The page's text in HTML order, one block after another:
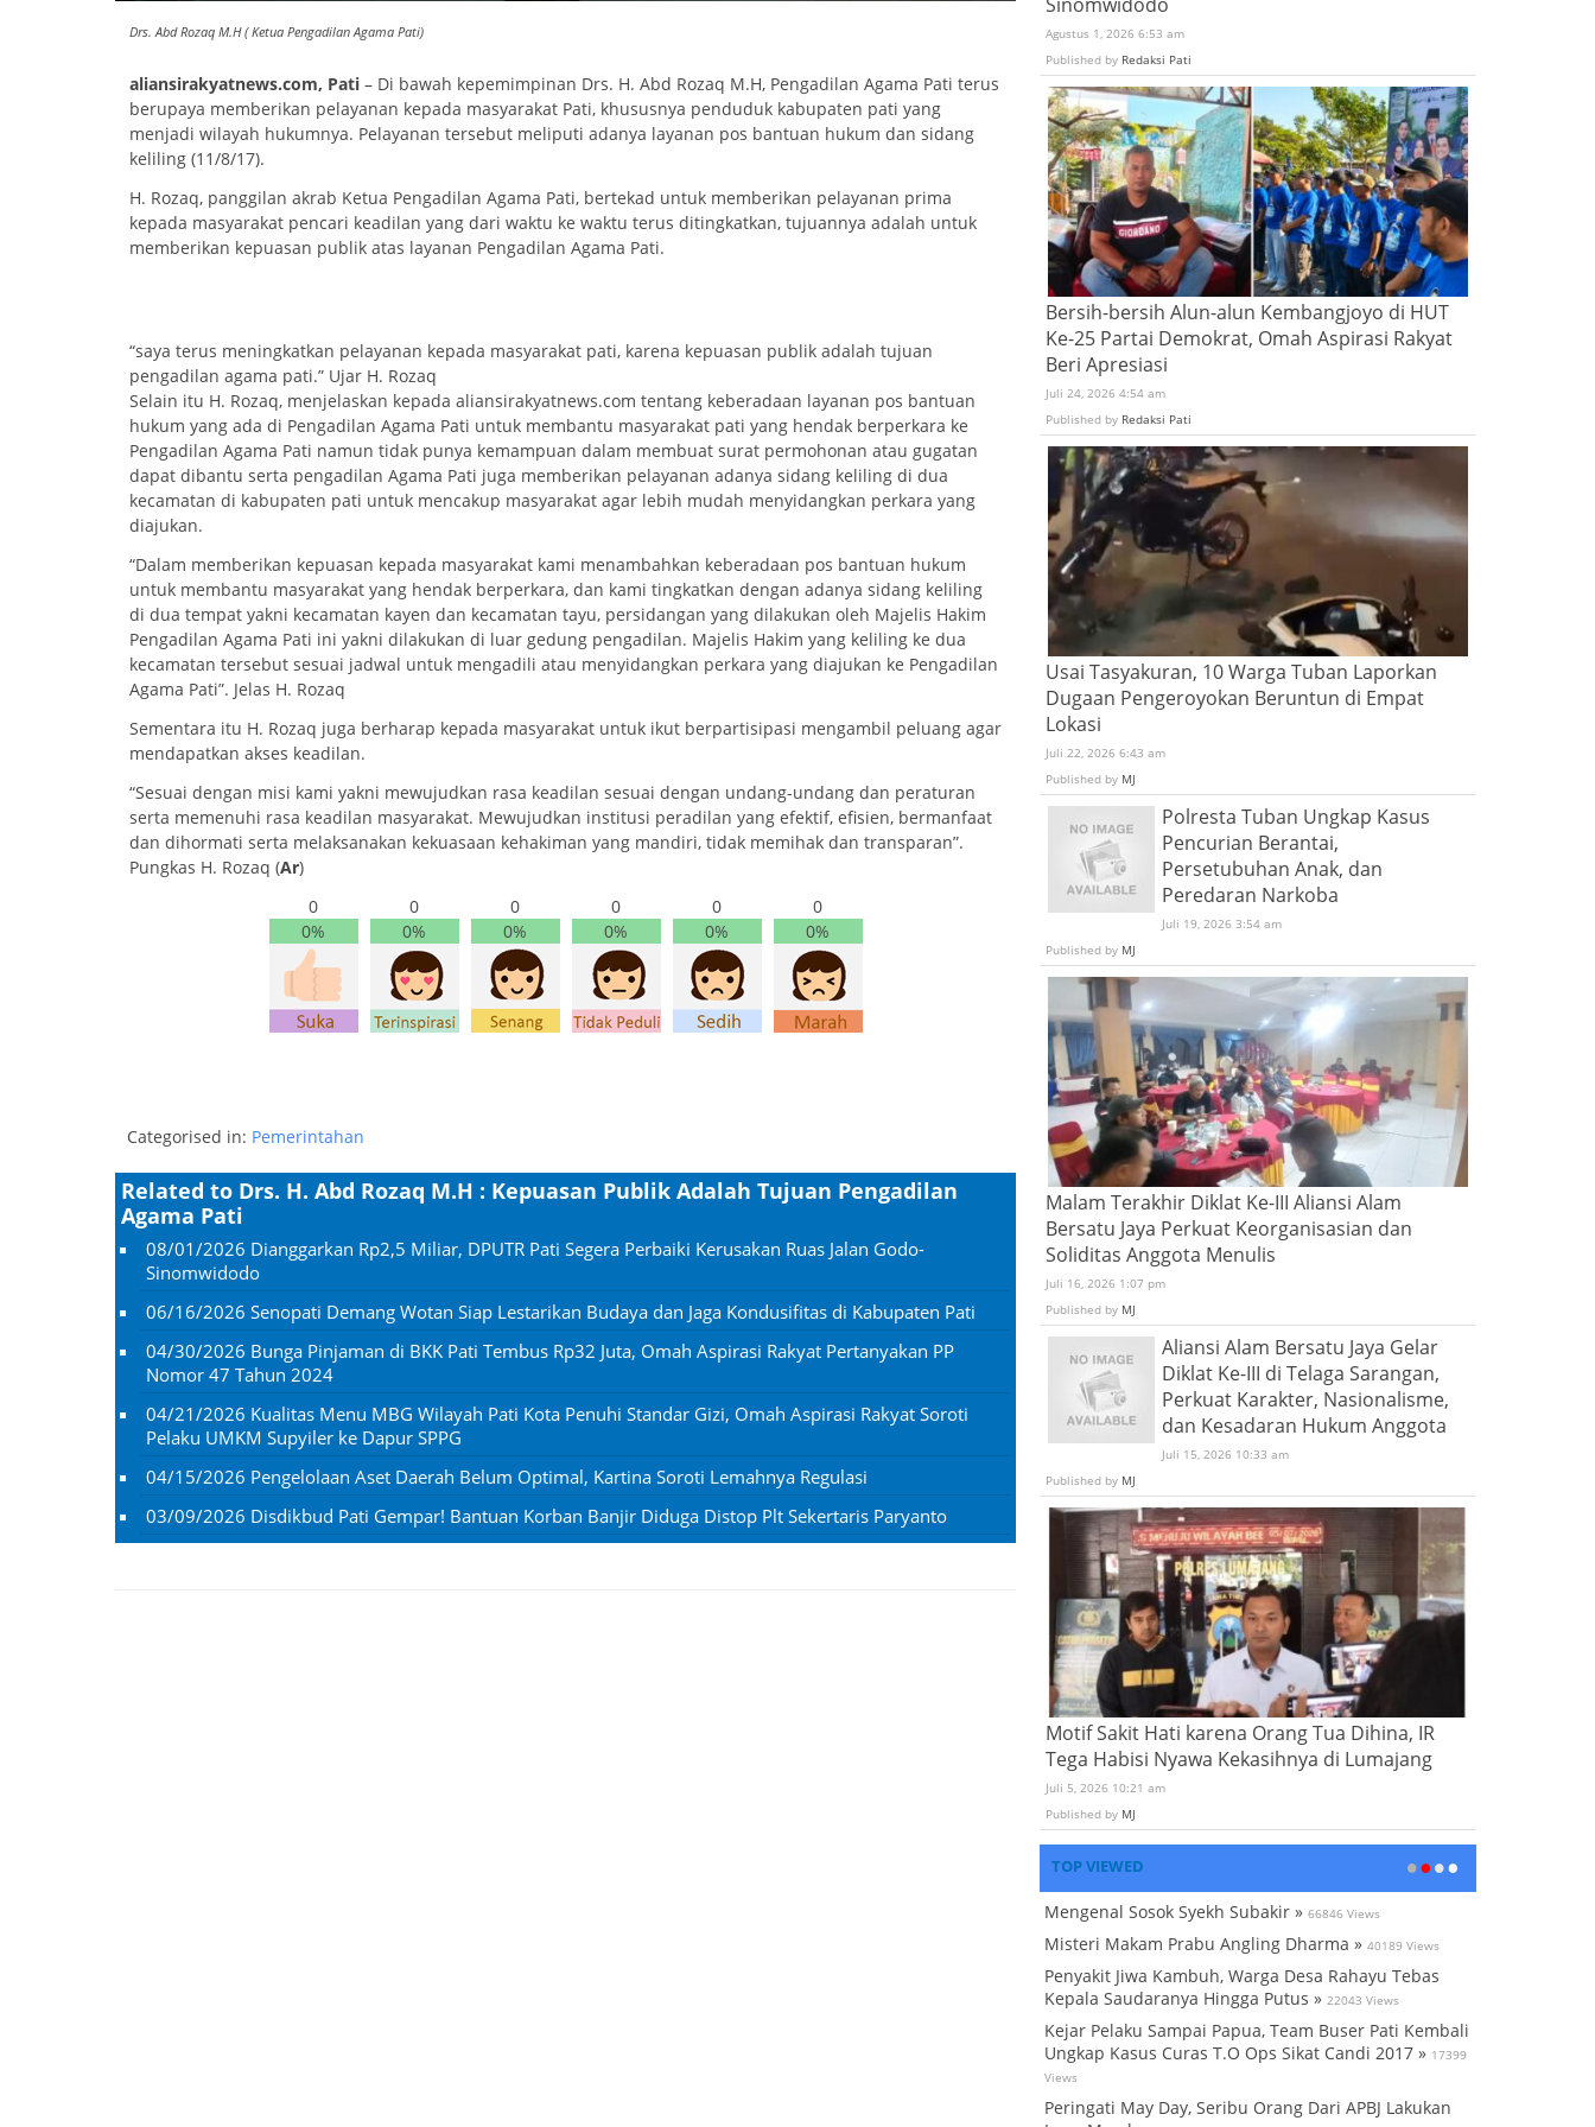
Drs. Abd Rozaq M.H ( Ketua Pengadilan Agama Pati)
aliansirakyatnews.com, Pati – Di bawah kepemimpinan Drs. H. Abd Rozaq M.H, Pengadilan Agama Pati terus
berupaya memberikan pelayanan kepada masyarakat Pati, khususnya penduduk kabupaten pati yang
menjadi wilayah hukumnya. Pelayanan tersebut meliputi adanya layanan pos bantuan hukum dan sidang
keliling (11/8/17).
H. Rozaq, panggilan akrab Ketua Pengadilan Agama Pati, bertekad untuk memberikan pelayanan prima
kepada masyarakat pencari keadilan yang dari waktu ke waktu terus ditingkatkan, tujuannya adalah untuk
memberikan kepuasan publik atas layanan Pengadilan Agama Pati.
“saya terus meningkatkan pelayanan kepada masyarakat pati, karena kepuasan publik adalah tujuan
pengadilan agama pati.” Ujar H. Rozaq
Selain itu H. Rozaq, menjelaskan kepada aliansirakyatnews.com tentang keberadaan layanan pos bantuan
hukum yang ada di Pengadilan Agama Pati untuk membantu masyarakat pati yang hendak berperkara ke
Pengadilan Agama Pati namun tidak punya kemampuan dalam membuat surat permohonan atau gugatan
dapat dibantu serta pengadilan Agama Pati juga memberikan pelayanan adanya sidang keliling di dua
kecamatan di kabupaten pati untuk mencakup masyarakat agar lebih mudah menyidangkan perkara yang
diajukan.
“Dalam memberikan kepuasan kepada masyarakat kami menambahkan keberadaan pos bantuan hukum
untuk membantu masyarakat yang hendak berperkara, dan kami tingkatkan dengan adanya sidang keliling
di dua tempat yakni kecamatan kayen dan kecamatan tayu, persidangan yang dilakukan oleh Majelis Hakim
Pengadilan Agama Pati ini yakni dilakukan di luar gedung pengadilan. Majelis Hakim yang keliling ke dua
kecamatan tersebut sesuai jadwal untuk mengadili atau menyidangkan perkara yang diajukan ke Pengadilan
Agama Pati”. Jelas H. Rozaq
Sementara itu H. Rozaq juga berharap kepada masyarakat untuk ikut berpartisipasi mengambil peluang agar
mendapatkan akses keadilan.
“Sesuai dengan misi kami yakni mewujudkan rasa keadilan sesuai dengan undang-undang dan peraturan
serta memenuhi rasa keadilan masyarakat. Mewujudkan institusi peradilan yang efektif, efisien, bermanfaat
dan dihormati serta melaksanakan kekuasaan kehakiman yang mandiri, tidak memihak dan transparan”.
Pungkas H. Rozaq (Ar)
0
0%
0
0%
0
0%
0
0%
0
0%
0
0%
Categorised in: Pemerintahan
Related to Drs. H. Abd Rozaq M.H : Kepuasan Publik Adalah Tujuan Pengadilan
Agama Pati
08/01/2026 Dianggarkan Rp2,5 Miliar, DPUTR Pati Segera Perbaiki Kerusakan Ruas Jalan Godo-
Sinomwidodo
06/16/2026 Senopati Demang Wotan Siap Lestarikan Budaya dan Jaga Kondusifitas di Kabupaten Pati
04/30/2026 Bunga Pinjaman di BKK Pati Tembus Rp32 Juta, Omah Aspirasi Rakyat Pertanyakan PP
Nomor 47 Tahun 2024
04/21/2026 Kualitas Menu MBG Wilayah Pati Kota Penuhi Standar Gizi, Omah Aspirasi Rakyat Soroti
Pelaku UMKM Supyiler ke Dapur SPPG
04/15/2026 Pengelolaan Aset Daerah Belum Optimal, Kartina Soroti Lemahnya Regulasi
03/09/2026 Disdikbud Pati Gempar! Bantuan Korban Banjir Diduga Distop Plt Sekertaris Paryanto
Agustus 1, 2026 6:53 am
Published by Redaksi Pati
Bersih-bersih Alun-alun Kembangjoyo di HUT
Ke-25 Partai Demokrat, Omah Aspirasi Rakyat
Beri Apresiasi
Juli 24, 2026 4:54 am
Published by Redaksi Pati
Usai Tasyakuran, 10 Warga Tuban Laporkan
Dugaan Pengeroyokan Beruntun di Empat
Lokasi
Juli 22, 2026 6:43 am
Published by MJ
Polresta Tuban Ungkap Kasus
Pencurian Berantai,
Persetubuhan Anak, dan
Peredaran Narkoba
Juli 19, 2026 3:54 am
Published by MJ
Malam Terakhir Diklat Ke-III Aliansi Alam
Bersatu Jaya Perkuat Keorganisasian dan
Soliditas Anggota Menulis
Juli 16, 2026 1:07 pm
Published by MJ
Aliansi Alam Bersatu Jaya Gelar
Diklat Ke-III di Telaga Sarangan,
Perkuat Karakter, Nasionalisme,
dan Kesadaran Hukum Anggota
Juli 15, 2026 10:33 am
Published by MJ
Motif Sakit Hati karena Orang Tua Dihina, IR
Tega Habisi Nyawa Kekasihnya di Lumajang
Juli 5, 2026 10:21 am
Published by MJ
TOP VIEWED
Mengenal Sosok Syekh Subakir » 66846 Views
Misteri Makam Prabu Angling Dharma » 40189 Views
Penyakit Jiwa Kambuh, Warga Desa Rahayu Tebas
Kepala Saudaranya Hingga Putus » 22043 Views
Kejar Pelaku Sampai Papua, Team Buser Pati Kembali
Ungkap Kasus Curas T.O Ops Sikat Candi 2017 » 17399
Views
Peringati May Day, Seribu Orang Dari APBJ Lakukan